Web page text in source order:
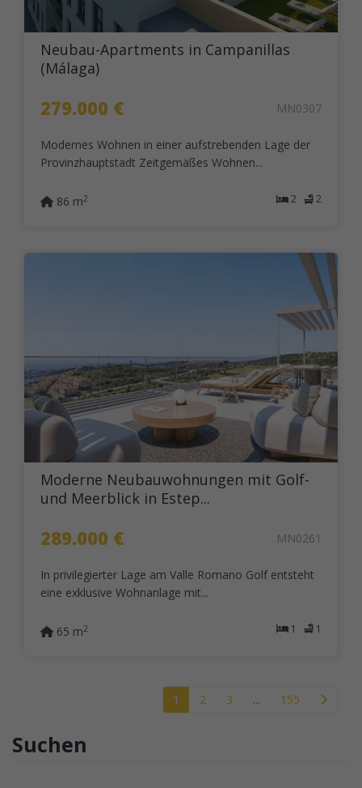
Neubau-Apartments in Campanillas
(Málaga)
279.000 € MN0307
Modernes Wohnen in einer aufstrebenden Lage der
Provinzhauptstadt Zeitgemäßes Wohnen...
2 2
86 m2
Moderne Neubauwohnungen mit Golf-
und Meerblick in Estep...
289.000 € MN0261
In privilegierter Lage am Valle Romano Golf entsteht
eine exklusive Wohnanlage mit...
1 1
65 m2
1 2 3 ... 155
Suchen